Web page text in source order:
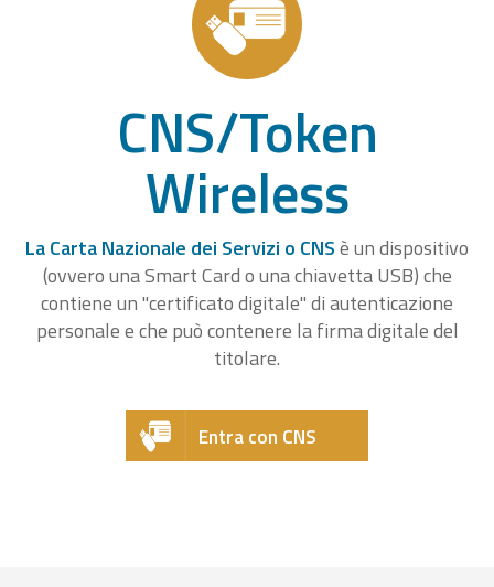
CNS/Token
Wireless
La Carta Nazionale dei Servizi o CNSè un dispositivo
(ovvero una Smart Card o una chiavetta USB) che
contiene un "certificato digitale" di autenticazione
personale e che può contenere la firma digitale del
titolare.
Entra con CNS